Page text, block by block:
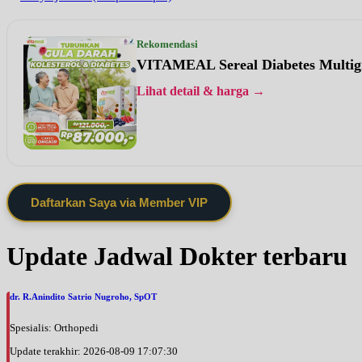
Rekomendasi
VITAMEAL Sereal Diabetes
Lihat detail & harga →
Daftarkan Saya via Member VIP
Update Jadwal Dokter terbaru
dr. R.Anindito Satrio Nugroho, SpOT
Spesialis: Orthopedi
Update terakhir: 2026-08-09 17:07:30